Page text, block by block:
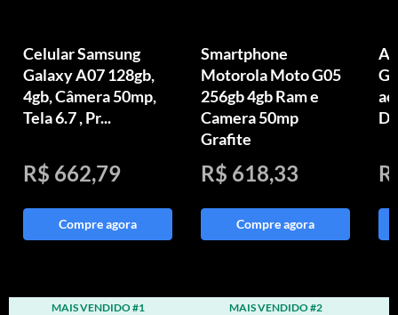
Celular Samsung
Galaxy A07 128gb,
4gb, Câmera 50mp,
Tela 6.7 , Pr...
R$ 662,79
Compre agora
Smartphone
Motorola Moto G05
256gb 4gb Ram e
Camera 50mp
Grafite
R$ 618,33
Compre agora
MAIS VENDIDO #1 MAIS VENDIDO #2